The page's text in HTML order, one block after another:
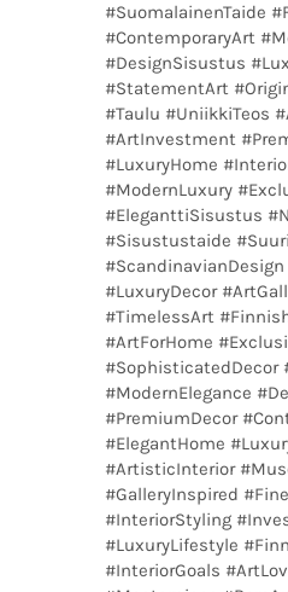
#SuomalainenTaide
#ContemporaryArt
#DesignSisustus
#StatementArt
#Taulu #UniikkiTeos
#ArtInvestment
#LuxuryHome
#ModernLuxury
#EleganttiSisustus
#Sisustustaide
#LuxuryDecor
#TimelessArt
#ArtForHome
#SophisticatedDecor
#ModernElegance
#PremiumDecor
#ElegantHome
#ArtisticInterior
#GalleryInspired
#InteriorStyling
#LuxuryLifestyle
#InteriorGoals